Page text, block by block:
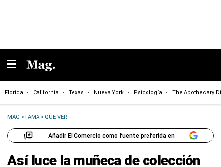
Florida California Texas Nueva York Psicología The Apothecary
MAG >FAMA > QUE VER
Añadir El Comercio como fuente preferida en
Así luce la muñeca de colección